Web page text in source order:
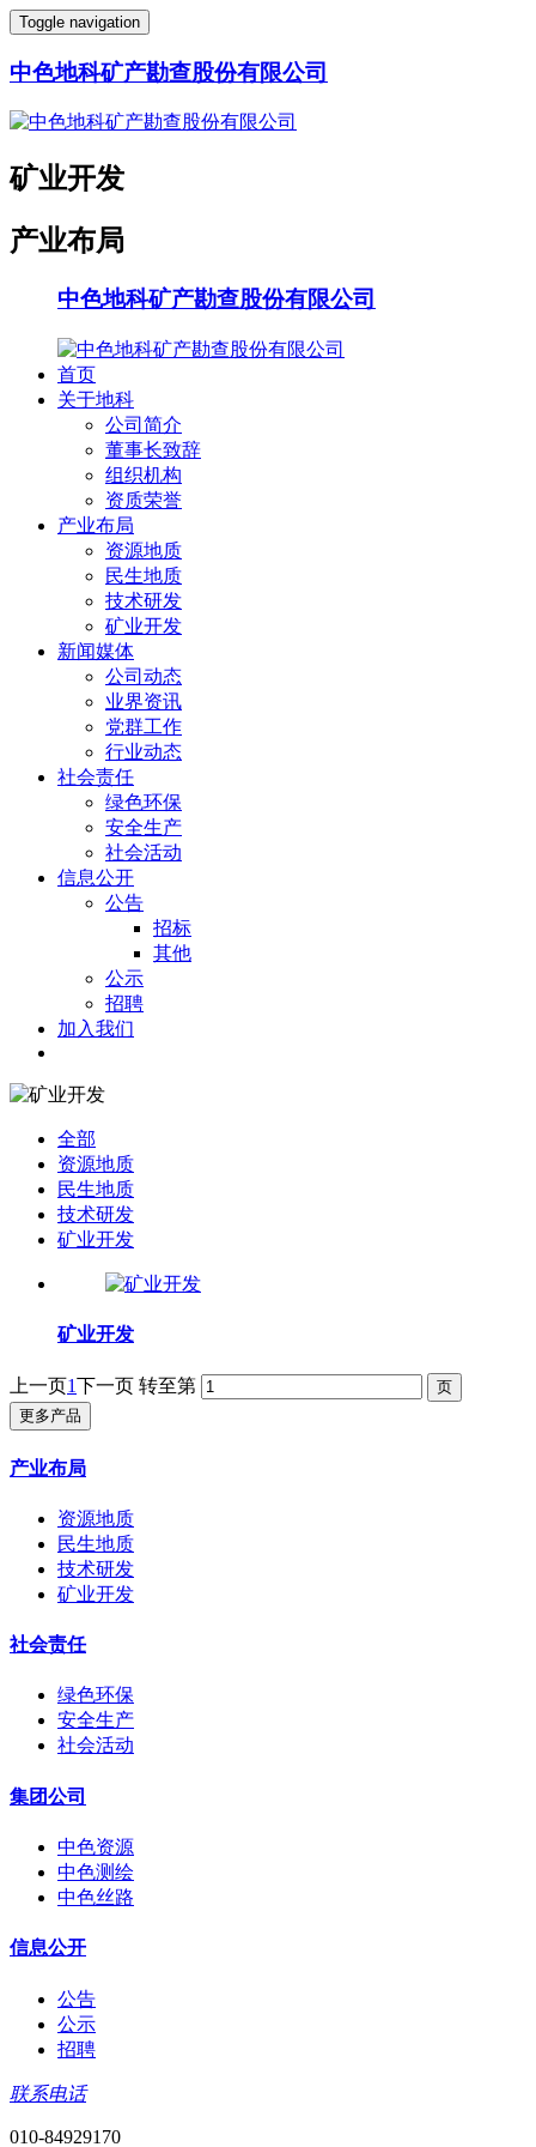
Toggle navigation
中色地科矿产勘查股份有限公司
矿业开发
产业布局
中色地科矿产勘查股份有限公司
首页
关于地科
公司简介
董事长致辞
组织机构
资质荣誉
产业布局
资源地质
民生地质
技术研发
矿业开发
新闻媒体
公司动态
业界资讯
党群工作
行业动态
社会责任
绿色环保
安全生产
社会活动
信息公开
公告
招标
其他
公示
招聘
加入我们
全部
资源地质
民生地质
技术研发
矿业开发
矿业开发
上一页1下一页 转至第
更多产品
产业布局
资源地质
民生地质
技术研发
矿业开发
社会责任
绿色环保
安全生产
社会活动
集团公司
中色资源
中色测绘
中色丝路
信息公开
公告
公示
招聘
联系电话
010-84929170